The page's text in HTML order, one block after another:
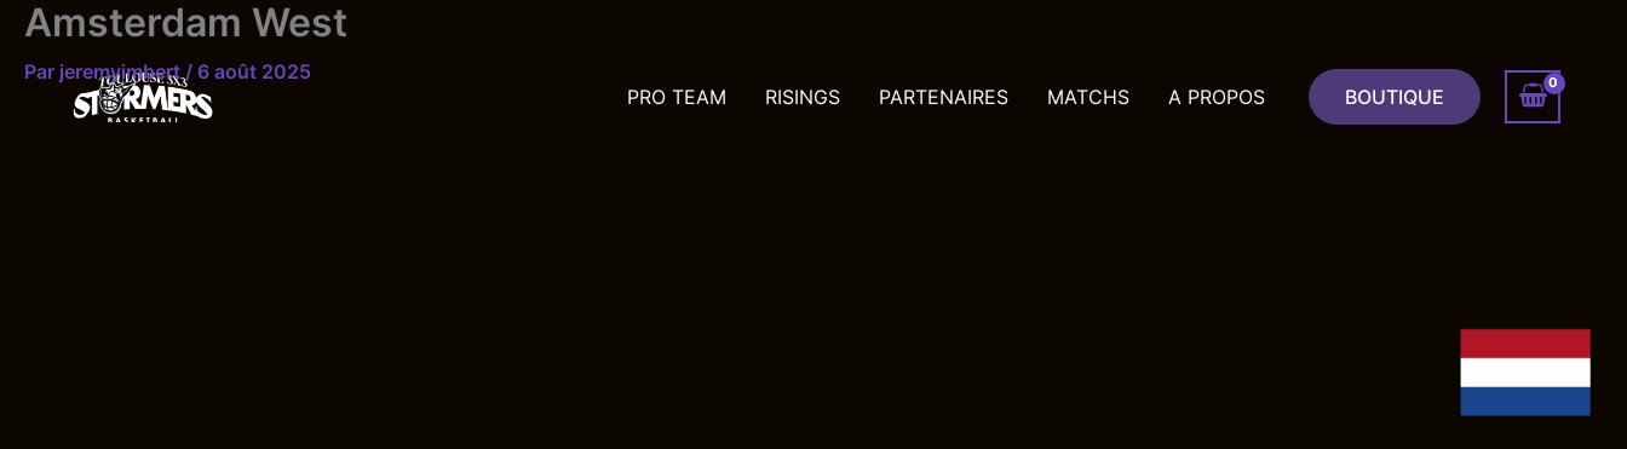
Aller
contenu
PRO TEAM
RISINGS PARTENAIRES MATCHS A PROPOS BOUTIQUE
Amsterdam West
Par jeremyimbert/ 6 août 2025